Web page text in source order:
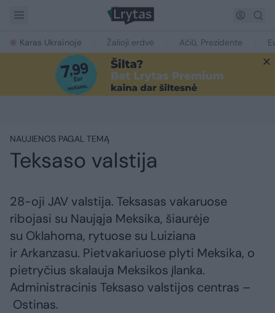
Karas Ukrainoje Žalioji erdvė Ačiū, Prezidente
NAUJIENOS PAGAL TEMĄ
Teksaso valstija
28-oji JAV valstija. Teksasas vakaruose
ribojasi su Naująja Meksika, šiaurėje
su Oklahoma, rytuose su Luiziana
ir Arkanzasu. Pietvakariuose plyti Meksika, o
pietryčius skalauja Meksikos įlanka.
Administracinis Teksaso valstijos centras –
Ostinas.